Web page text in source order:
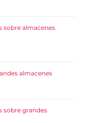
sobre almacenes
almacenes
sobre grandes